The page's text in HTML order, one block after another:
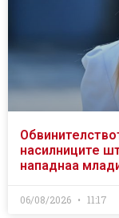
насилниците
нападнаа
06/08/2026 11:17